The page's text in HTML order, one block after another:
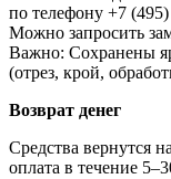
по телефону +7
Можно запросить
Важно: Сохранены
(отрез, крой,
Возврат денег
Средства вернутся
оплата в течение